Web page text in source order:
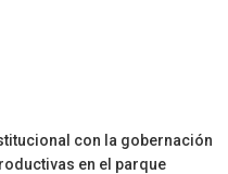
con la gobernación
en el parque